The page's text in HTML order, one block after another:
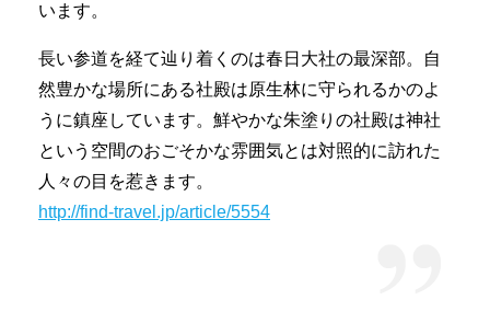
います。
長い参道を経て辿り着くのは春日大社の最深部。自
然豊かな場所にある社殿は原生林に守られるかのよ
うに鎮座しています。鮮やかな朱塗りの社殿は神社
という空間のおごそかな雰囲気とは対照的に訪れた
人々の目を惹きます。
http://find-travel.jp/article/5554